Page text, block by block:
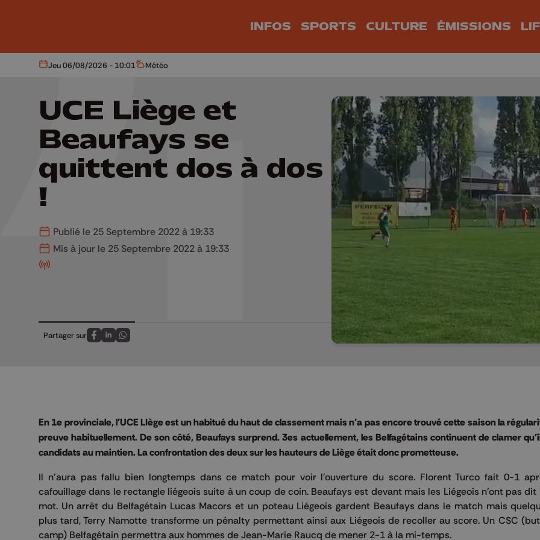
INFOS SPORTS CULTURE ÉMISSIONS
Aujourd'hui
Jeu 06/08/2026 - 10:01 Météo
Météo
UCE Liège et
Beaufays se
quittent dos à dos
!
Publié le 25 Septembre 2022 à 19:33
Mis à jour le 25 Septembre 2022 à 19:33
Partager sur
Partagez sur FaceBook
Partagez sur LinkedIn
Partagez sur Whatsapp
En 1e provinciale, l'UCE LIège est un habitué du haut de classement mais n'a pas encore trouvé cette saison la
preuve habituellement. De son côté, Beaufays surprend. 3es actuellement, les Belfagétains continuent de clamer
candidats au maintien. La confrontation des deux sur les hauteurs de Liège était donc prometteuse.
Il n'aura pas fallu bien longtemps dans ce match pour voir l'ouverture du score. Florent Turco fait 0-1
cafouillage dans le rectangle liégeois suite à un coup de coin. Beaufays est devant mais les Liégeois n'ont pas
mot. Un arrêt du Belfagétain Lucas Macors et un poteau Liégeois gardent Beaufays dans le match mais
plus tard, Terry Namotte transforme un pénalty permettant ainsi aux Liégeois de recoller au score. Un CSC
camp) Belfagétain permettra aux hommes de Jean-Marie Raucq de mener 2-1 à la mi-temps.